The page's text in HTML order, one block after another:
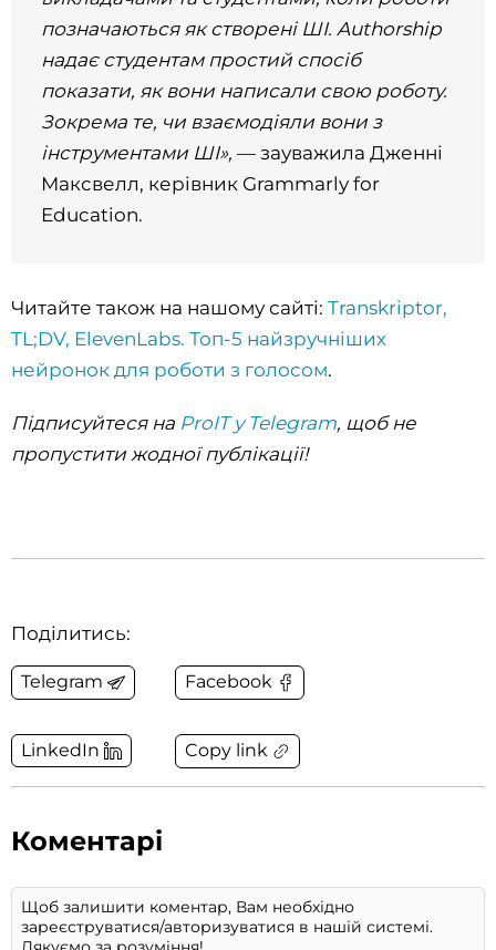
позначаються як створені ШІ. Authorship
надає студентам простий спосіб
показати, як вони написали свою роботу.
Зокрема те, чи взаємодіяли вони з
інструментами ШІ», — зауважила Дженні
Максвелл, керівник Grammarly for
Education.
Читайте також на нашому сайті: Transkriptor,
TL;DV, ElevenLabs. Топ-5 найзручніших
нейронок для роботи з голосом.
Підписуйтеся на ProIT у Telegram, щоб не
пропустити жодної публікації!
Поділитись:
Telegram Facebook
LinkedIn Copy link
Коментарі